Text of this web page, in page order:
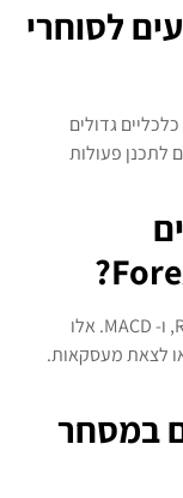
לסוחרי
גדולים
לתכנן פעולות
כמה מהאיתות המובילים הם ממוצעים נעים, RSI, ו- MACD. אלו
או לצאת מעסקאות.
במסחר